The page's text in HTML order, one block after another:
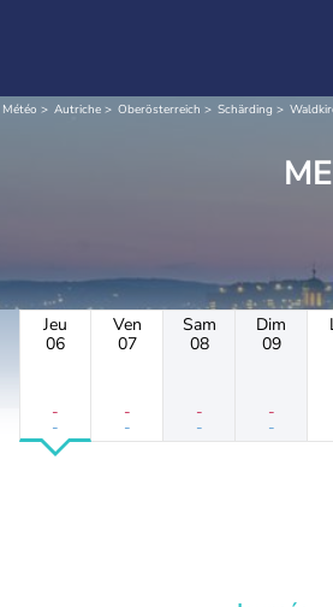
Météo Autriche Oberösterreich Schärding
Jeu
06
-
-
Ven
07
-
-
Sam
08
-
-
Dim
09
-
-